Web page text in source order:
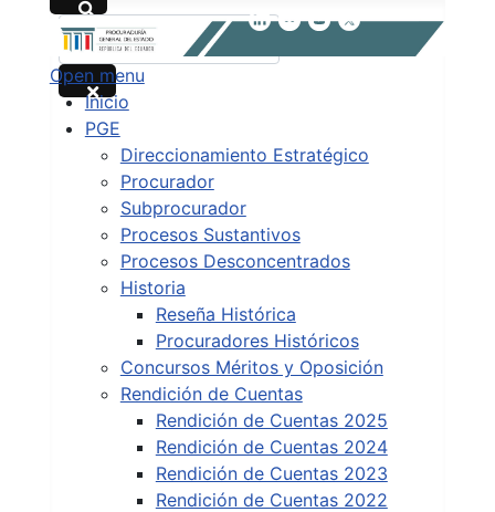
Buscar
Type 2 or more characters for results.
Open menu
Inicio
PGE
Direccionamiento Estratégico
Procurador
Subprocurador
Procesos Sustantivos
Procesos Desconcentrados
Historia
Reseña Histórica
Procuradores Históricos
Concursos Méritos y Oposición
Rendición de Cuentas
Rendición de Cuentas 2025
Rendición de Cuentas 2024
Rendición de Cuentas 2023
Rendición de Cuentas 2022